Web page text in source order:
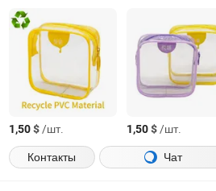
1,50$/шт. 1,50$/шт.
Контакты
Чат